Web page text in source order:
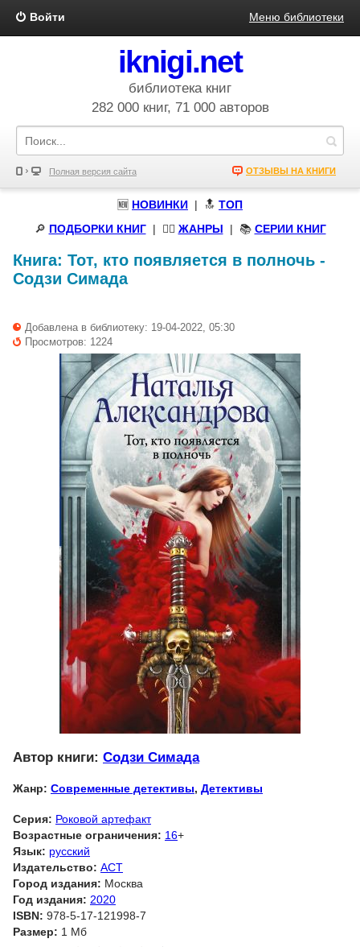
Войти Меню библиотеки
iknigi.net
библиотека книг
282 000 книг, 71 000 авторов
Полная версия сайта ОТЗЫВЫ НА КНИГИ
🆕 НОВИНКИ | 🔝 ТОП
🔎 ПОДБОРКИ КНИГ| 🧝‍♀️ ЖАНРЫ | 📚 СЕРИИ КНИГ
Книга: Тот, кто появляется в полночь -
Содзи Симада
Добавлена в библиотеку: 19-04-2022, 05:30
Просмотров: 1224
Автор книги: Содзи Симада
Жанр: Современные детективы, Детективы
Серия: Роковой артефакт
Возрастные ограничения: 16+
Язык: русский
Издательство: АСТ
Город издания: Москва
Год издания: 2020
ISBN: 978-5-17-121998-7
Размер: 1 Мб